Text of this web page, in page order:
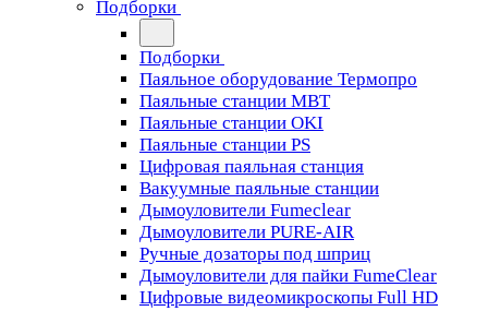
Подборки
Подборки
Паяльное оборудование Термопро
Паяльные станции MBT
Паяльные станции OKI
Паяльные станции PS
Цифровая паяльная станция
Вакуумные паяльные станции
Дымоуловители Fumeclear
Дымоуловители PURE-AIR
Ручные дозаторы под шприц
Дымоуловители для пайки FumeClear
Цифровые видеомикроскопы Full HD